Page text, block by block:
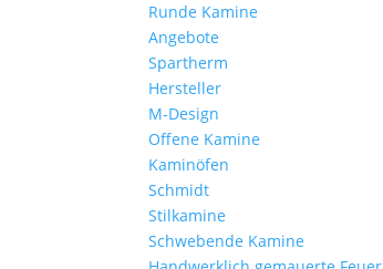
Runde Kamine
Angebote
Spartherm
Hersteller
M-Design
Offene Kamine
Kaminöfen
Schmidt
Stilkamine
Schwebende Kamine